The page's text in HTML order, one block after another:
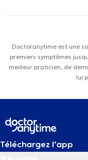
Doctoranytime est une
premiers symptômes
meilleur praticien, de
lui
Téléchargez l’app